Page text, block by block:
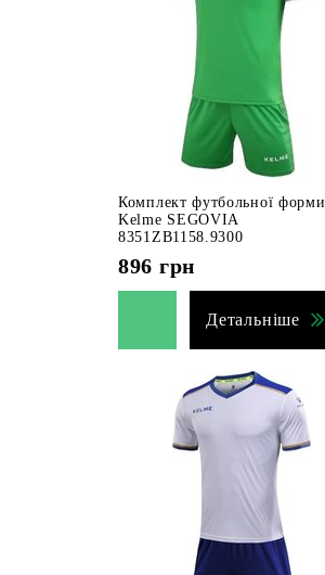
Комплект футбольної форми
Kelme SEGOVIA
8351ZB1158.9300
896 грн
Детальніше